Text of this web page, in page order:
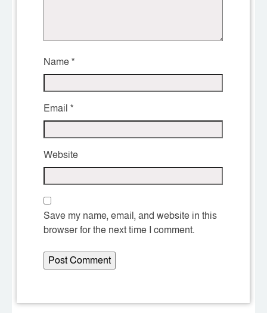
Name*
Email *
Website
Save my name, email, and website in this
browser for the next time I comment.